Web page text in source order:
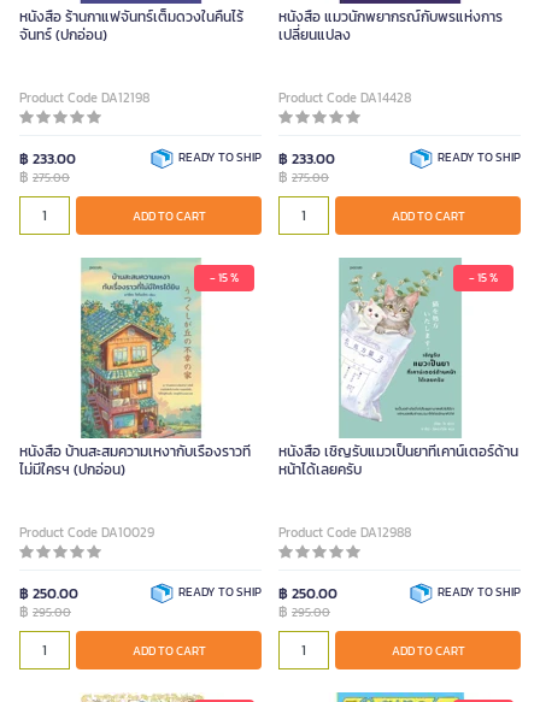
หนังสือ ร้านกาแฟจันทร์เต็มดวงในคืนไร้
จันทร์ (ปกอ่อน)
Product Code DA12198
฿ 233.00
฿ 275.00
READY TO SHIP
ADD TO CART
หนังสือ แมวนักพยากรณ์กับพรแห่งการ
เปลี่ยนแปลง
Product Code DA14428
฿ 233.00
฿ 275.00
READY TO SHIP
ADD TO CART
- 15 %
หนังสือ บ้านสะสมความเหงากับเรื่องราวที่
ไม่มีใครฯ (ปกอ่อน)
Product Code DA10029
฿ 250.00
฿ 295.00
READY TO SHIP
ADD TO CART
- 15 %
หนังสือ เชิญรับแมวเป็นยาที่เคาน์เตอร์ด้าน
หน้าได้เลยครับ
Product Code DA12988
฿ 250.00
฿ 295.00
READY TO SHIP
ADD TO CART